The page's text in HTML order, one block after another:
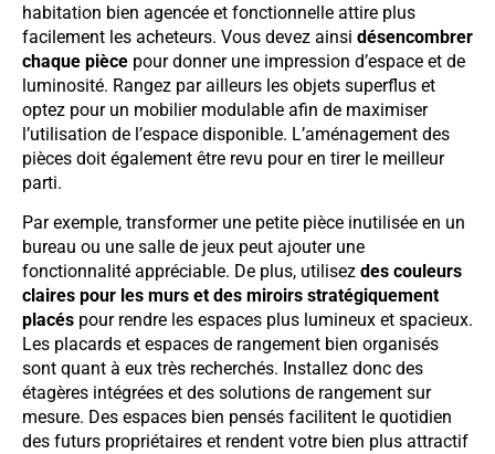
habitation bien agencée et fonctionnelle attire plus
facilement les acheteurs. Vous devez ainsi désencombrer
chaque pièce pour donner une impression d’espace et de
luminosité. Rangez par ailleurs les objets superflus et
optez pour un mobilier modulable afin de maximiser
l’utilisation de l’espace disponible. L’aménagement des
pièces doit également être revu pour en tirer le meilleur
parti.
Par exemple, transformer une petite pièce inutilisée en un
bureau ou une salle de jeux peut ajouter une
fonctionnalité appréciable. De plus, utilisez des couleurs
claires pour les murs et des miroirs stratégiquement
placés pour rendre les espaces plus lumineux et spacieux.
Les placards et espaces de rangement bien organisés
sont quant à eux très recherchés. Installez donc des
étagères intégrées et des solutions de rangement sur
mesure. Des espaces bien pensés facilitent le quotidien
des futurs propriétaires et rendent votre bien plus attractif